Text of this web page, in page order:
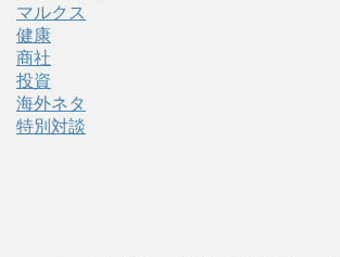
マルクス
健康
商社
投資
海外ネタ
特別対談